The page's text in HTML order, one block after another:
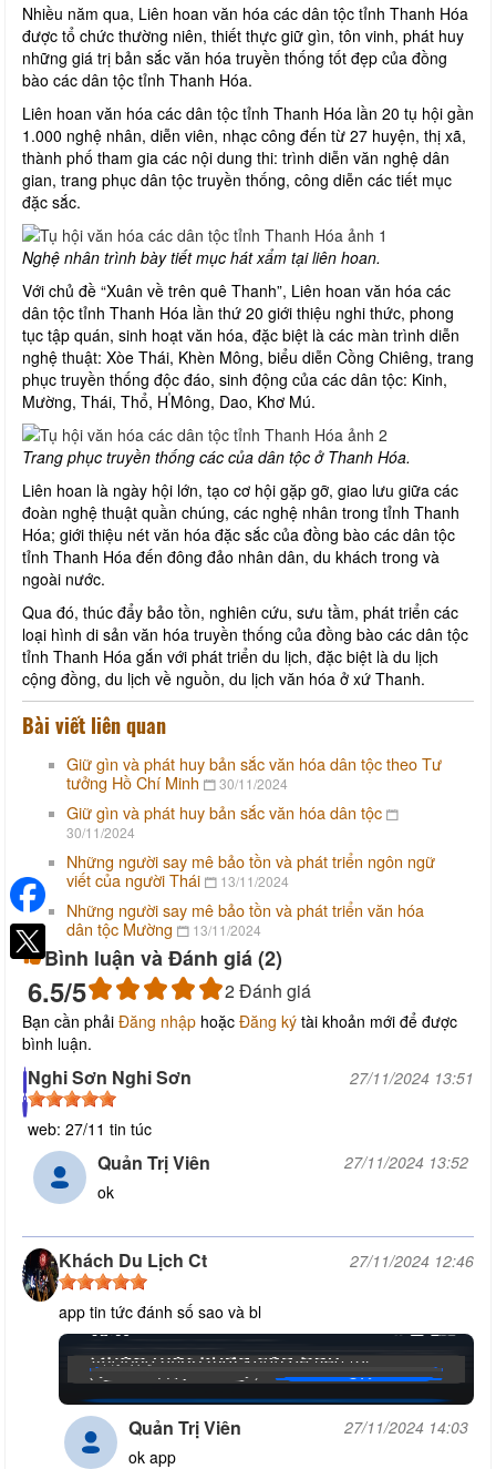
Nhiều năm qua, Liên hoan văn hóa các dân tộc tỉnh Thanh Hóa
được tổ chức thường niên, thiết thực giữ gìn, tôn vinh, phát huy
những giá trị bản sắc văn hóa truyền thống tốt đẹp của đồng
bào các dân tộc tỉnh Thanh Hóa.
Liên hoan văn hóa các dân tộc tỉnh Thanh Hóa lần 20 tụ hội gần
1.000 nghệ nhân, diễn viên, nhạc công đến từ 27 huyện, thị xã,
thành phố tham gia các nội dung thi: trình diễn văn nghệ dân
gian, trang phục dân tộc truyền thống, công diễn các tiết mục
đặc sắc.
Nghệ nhân trình bày tiết mục hát xẩm tại liên hoan.
Với chủ đề “Xuân về trên quê Thanh”, Liên hoan văn hóa các
dân tộc tỉnh Thanh Hóa lần thứ 20 giới thiệu nghi thức, phong
tục tập quán, sinh hoạt văn hóa, đặc biệt là các màn trình diễn
nghệ thuật: Xòe Thái, Khèn Mông, biểu diễn Cồng Chiêng, trang
phục truyền thống độc đáo, sinh động của các dân tộc: Kinh,
Mường, Thái, Thổ, H'Mông, Dao, Khơ Mú.
Trang phục truyền thống các của dân tộc ở Thanh Hóa.
Liên hoan là ngày hội lớn, tạo cơ hội gặp gỡ, giao lưu giữa các
đoàn nghệ thuật quần chúng, các nghệ nhân trong tỉnh Thanh
Hóa; giới thiệu nét văn hóa đặc sắc của đồng bào các dân tộc
tỉnh Thanh Hóa đến đông đảo nhân dân, du khách trong và
ngoài nước.
Qua đó, thúc đẩy bảo tồn, nghiên cứu, sưu tầm, phát triển các
loại hình di sản văn hóa truyền thống của đồng bào các dân tộc
tỉnh Thanh Hóa gắn với phát triển du lịch, đặc biệt là du lịch
cộng đồng, du lịch về nguồn, du lịch văn hóa ở xứ Thanh.
Bài viết liên quan
Giữ gìn và phát huy bản sắc văn hóa dân tộc theo Tư
tưởng Hồ Chí Minh
30/11/2024
Giữ gìn và phát huy bản sắc văn hóa dân tộc
30/11/2024
Những người say mê bảo tồn và phát triển ngôn ngữ
viết của người Thái
13/11/2024
Những người say mê bảo tồn và phát triển văn hóa
dân tộc Mường
13/11/2024
Bình luận và Đánh giá (2)
6.5/5 2Đánh giá
Bạn cần phải Đăng nhập hoặc Đăng ký tài khoản mới để được
bình luận.
Nghi Sơn Nghi Sơn 27/11/2024 13:51
web: 27/11 tin túc
Quản Trị Viên
27/11/2024 13:52
ok
Khách Du Lịch Ct 27/11/2024 12:46
app tin tức đánh số sao và bl
Quản Trị Viên
27/11/2024 14:03
ok app